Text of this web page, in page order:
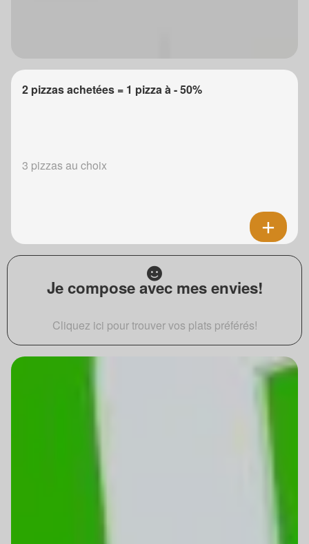
2 pizzas achetées = 1 pizza à - 50%
3 pizzas au choix
Je compose avec mes envies!
Cliquez ici pour trouver vos plats préférés!